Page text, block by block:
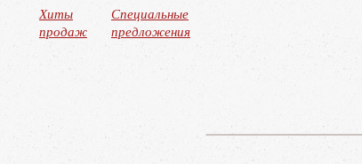
Хиты
продаж
Специальные
предложения